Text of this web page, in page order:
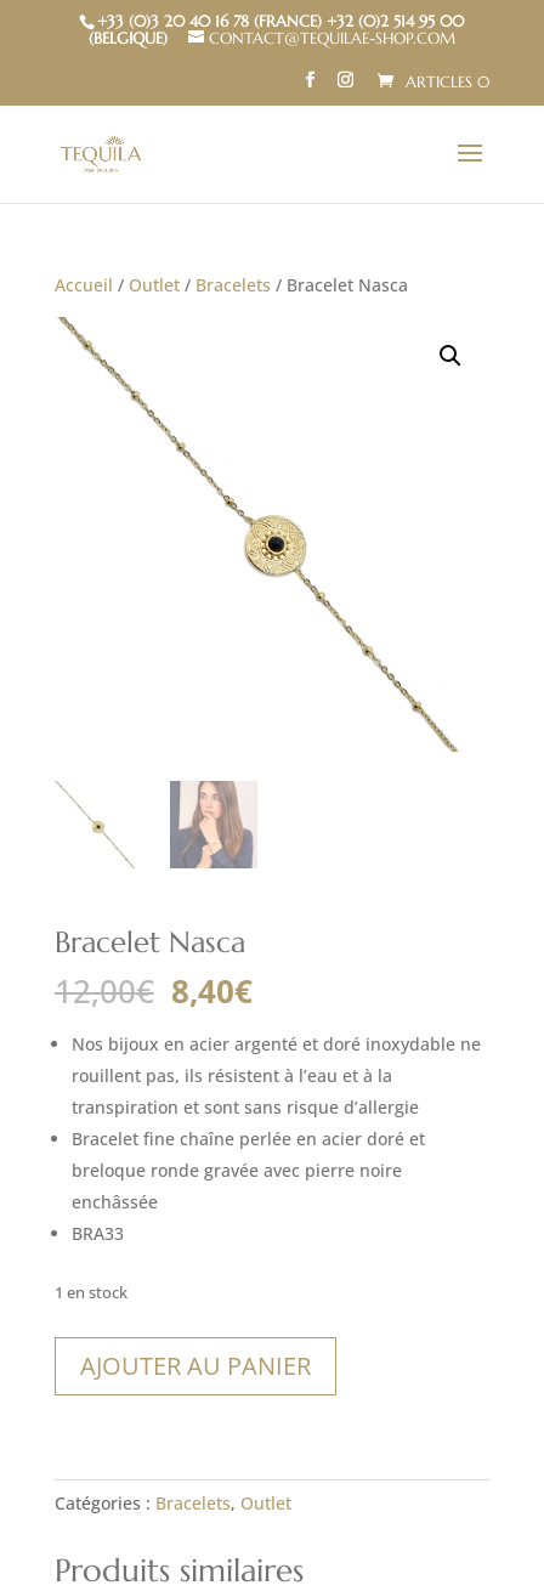
+33 (0)3 20 40 16 78 (FRANCE) +32 (0)2 514 95 00
(BELGIQUE)
CONTACT@TEQUILAE-SHOP.COM
ARTICLES 0
Accueil / Outlet/ Bracelets / Bracelet Nasca
Bracelet Nasca
12,00€ Le
prix
initial
était :
12,00€.
8,40€Le
actuel
est :
8,40€.
Nos bijoux en acier argenté et doré inoxydable ne
rouillent pas, ils résistent à l’eau et à la
transpiration et sont sans risque d’allergie
Bracelet fine chaîne perlée en acier doré et
breloque ronde gravée avec pierre noire
enchâssée
BRA33
1 en stock
AJOUTER AU PANIER
Catégories : Bracelets, Outlet
Produits similaires